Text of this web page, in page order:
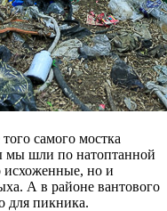
самого мостка
мы шли по натоптанной
исхоженные, но и
А в районе вантового
для пикника.